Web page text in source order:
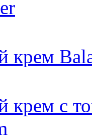
крем
крем с